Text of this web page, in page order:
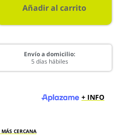
Añadir al carrito
Envío a domicilio:
5 días hábiles
+ INFO
CERCANA